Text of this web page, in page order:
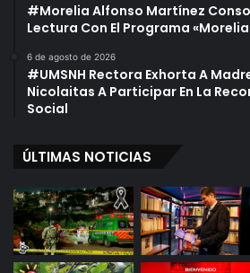
#Morelia Alfonso Martínez
Lectura Con El Programa «Morelia
6 de agosto de 2026
#UMSNH Rectora Exhorta A
Nicolaitas A Participar En La
Social
ÚLTIMAS NOTICIAS